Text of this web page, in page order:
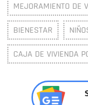
MEJORAMIENTO DE
BIENESTAR
CAJA DE VIVIENDA